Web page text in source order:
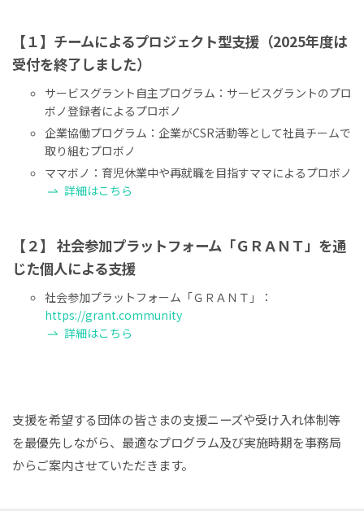
【１】チームによるプロジェクト型支援（2025年度は
受付を終了しました）
サービスグラント自主プログラム：サービスグラントのプロ
ボノ登録者によるプロボノ
企業協働プログラム：企業がCSR活動等として社員チームで
取り組むプロボノ
ママボノ：育児休業中や再就職を目指すママによるプロボノ
詳細はこちら
【２】 社会参加プラットフォーム「ＧＲＡＮＴ」を通
じた個人による支援
社会参加プラットフォーム「ＧＲＡＮＴ」：
https://grant.community
詳細はこちら
支援を希望する団体の皆さまの支援ニーズや受け入れ体制等
を最優先しながら、最適なプログラム及び実施時期を事務局
からご案内させていただきます。